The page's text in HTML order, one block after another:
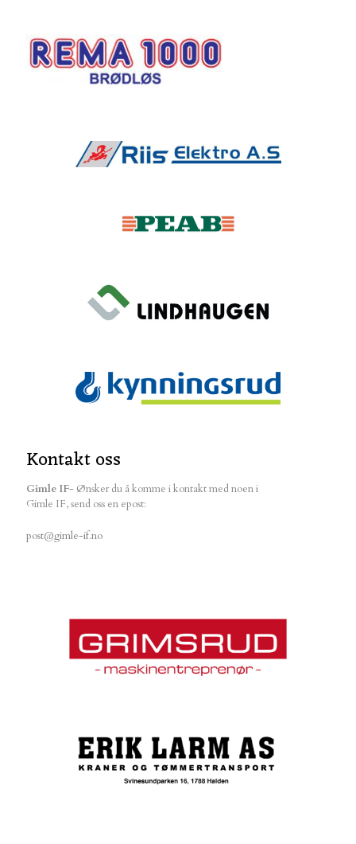
Kontakt oss
Gimle IF- Ønsker du å komme i kontakt med noen i
Gimle IF, send oss en epost:
post@gimle-if.no